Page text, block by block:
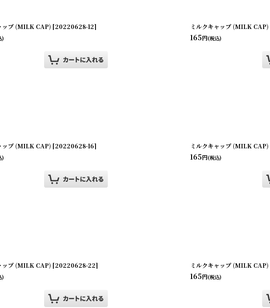
ップ (MILK CAP) [20220628-12]
)
ミルクキャップ (MILK CAP)
165円(税込)
ップ (MILK CAP) [20220628-16]
)
ミルクキャップ (MILK CAP)
165円(税込)
ップ (MILK CAP) [20220628-22]
)
ミルクキャップ (MILK CAP)
165円(税込)